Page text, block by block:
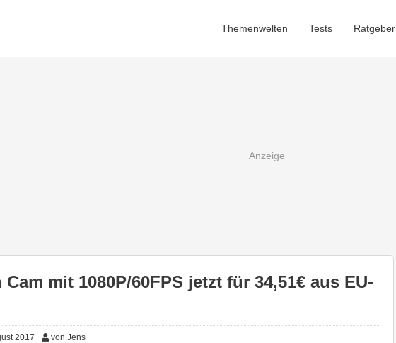
Themenwelten Tests Ratgeber
mit 1080P/60FPS jetzt für 34,51€ aus EU-
2017 von Jens